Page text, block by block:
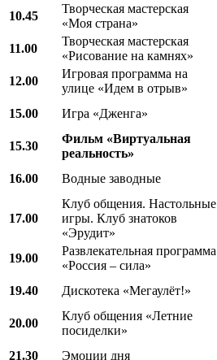
10.45
Творческая мастерская
«Моя страна»
11.00
Творческая мастерская
«Рисование на камнях»
12.00
Игровая программа на
улице «Идем в отрыв»
15.00
Игра «Дженга»
15.30
Фильм «Виртуальная
реальность»
16.00
Водные заводные
17.00
Клуб общения. Настольные
игры. Клуб знатоков
«Эрудит»
19.00
Развлекательная программа
«Россия – сила»
19.40
Дискотека «Мегаулёт!»
20.00
Клуб общения «Летние
посиделки»
21.30
Эмоции дня